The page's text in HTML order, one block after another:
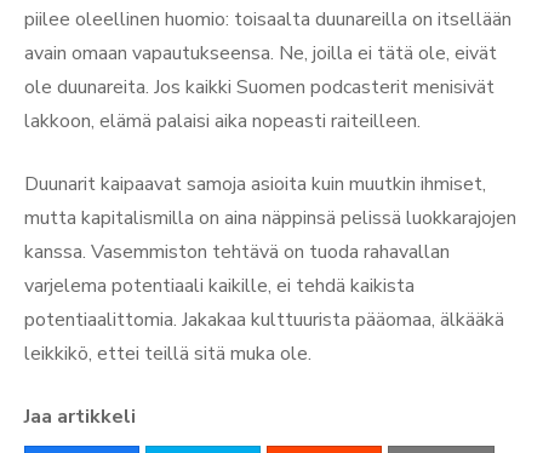
piilee oleellinen huomio: toisaalta duunareilla on itsellään
avain omaan vapautukseensa. Ne, joilla ei tätä ole, eivät
ole duunareita. Jos kaikki Suomen podcasterit menisivät
lakkoon, elämä palaisi aika nopeasti raiteilleen.
Duunarit kaipaavat samoja asioita kuin muutkin ihmiset,
mutta kapitalismilla on aina näppinsä pelissä luokkarajojen
kanssa. Vasemmiston tehtävä on tuoda rahavallan
varjelema potentiaali kaikille, ei tehdä kaikista
potentiaalittomia. Jakakaa kulttuurista pääomaa, älkääkä
leikkikö, ettei teillä sitä muka ole.
Jaa artikkeli